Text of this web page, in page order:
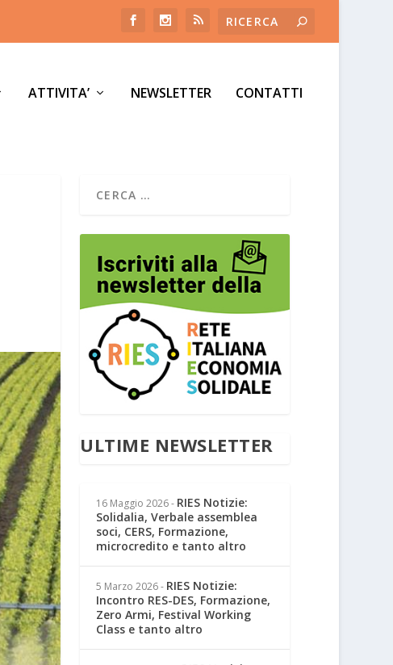
ATTIVITA’ NEWSLETTER CONTATTI
ULTIME NEWSLETTER
16 Maggio 2026- RIES Notizie:
Solidalia, Verbale assemblea
soci, CERS, Formazione,
microcredito e tanto altro
5 Marzo 2026- RIES Notizie:
Incontro RES-DES, Formazione,
Zero Armi, Festival Working
Class e tanto altro